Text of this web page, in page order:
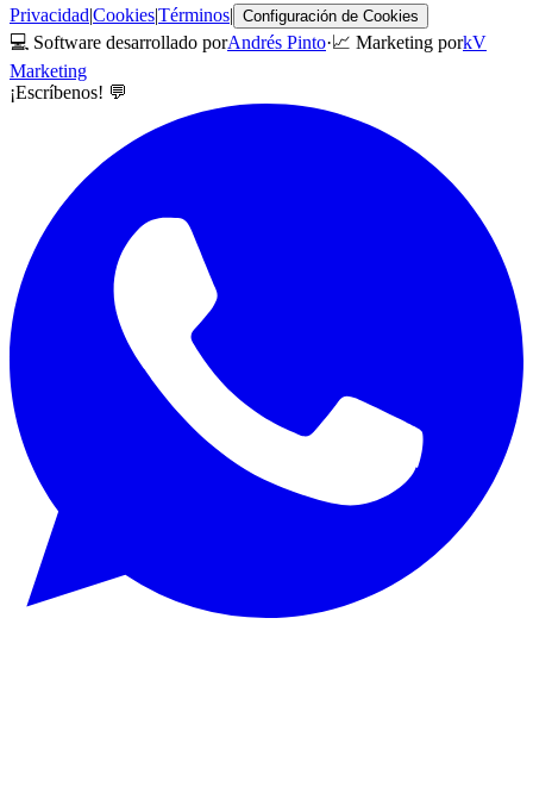
Privacidad|Cookies|Términos| Configuración de Cookies
💻 Software desarrollado porAndrés Pinto·📈 Marketing porkV
Marketing
¡Escríbenos! 💬